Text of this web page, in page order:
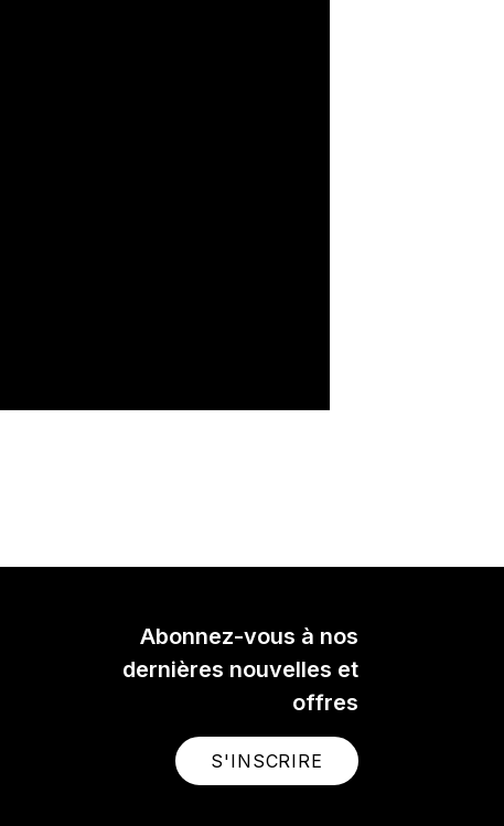
Abonnez-vous à nos
dernières nouvelles et
offres
S'INSCRIRE